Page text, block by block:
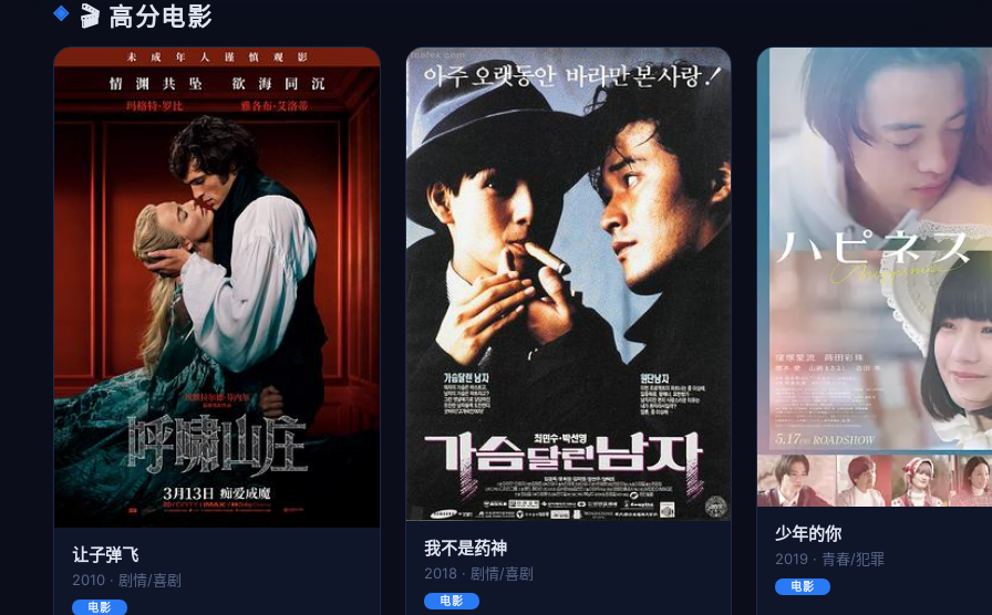
🎬 高分电影
让子弹飞
2010 · 剧情/喜剧
电影
我不是药神
2018 · 剧情/喜剧
电影
少年的你
2019 · 青春/犯罪
电影